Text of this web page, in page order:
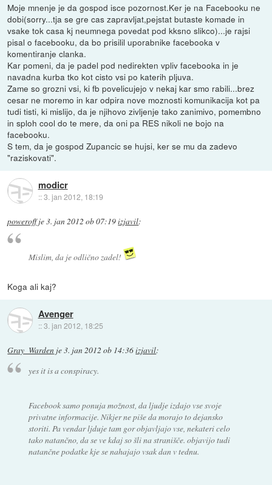
Moje mnenje je da gospod isce pozornost.Ker je na Facebooku ne
dobi(sorry...tja se gre cas zapravljat,pejstat butaste komade in
vsake tok casa kj neumnega povedat pod kksno slikco)...je rajsi
pisal o facebooku, da bo prisilil uporabnike facebooka v
komentiranje clanka.
Kar pomeni, da je padel pod nedirekten vpliv facebooka in je
navadna kurba tko kot cisto vsi po katerih pljuva.
Zame so grozni vsi, ki fb povelicujejo v nekaj kar smo rabili...brez
cesar ne moremo in kar odpira nove moznosti komunikacija kot pa
tudi tisti, ki mislijo, da je njihovo zivljenje tako zanimivo, pomembno
in sploh cool do te mere, da oni pa RES nikoli ne bojo na
facebooku.
S tem, da je gospod Zupancic se hujsi, ker se mu da zadevo
"raziskovati".
modicr
::3. jan 2012, 18:19
poweroffje3. jan 2012 ob 07:19izjavil:
Mislim, da je odlično zadel!
Koga ali kaj?
Avenger
::3. jan 2012, 18:25
Gray_Warden je3. jan 2012 ob 14:36izjavil:
yes it is a conspiracy.
Facebook samo ponuja možnost, da ljudje izdajo vse svoje
privatne informacije. Nikjer ne piše da morajo to dejansko
storiti. Pa vendar ljduje tam gor objavljajo vse, nekateri celo
tako natančno, da se ve kdaj so šli na stranišče. objavijo tudi
natančne podatke kje se nahajajo vsak dan v tednu.